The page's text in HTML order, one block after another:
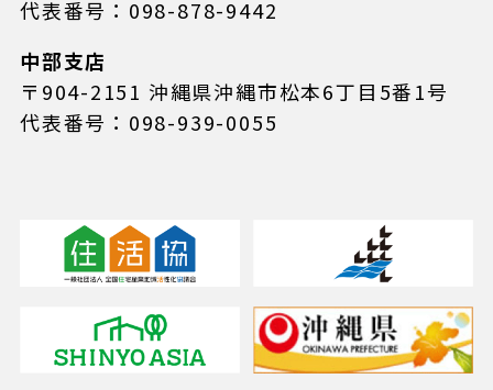
代表番号：098-878-9442
中部支店
〒904-2151 沖縄県沖縄市松本6丁目5番1号
代表番号：098-939-0055